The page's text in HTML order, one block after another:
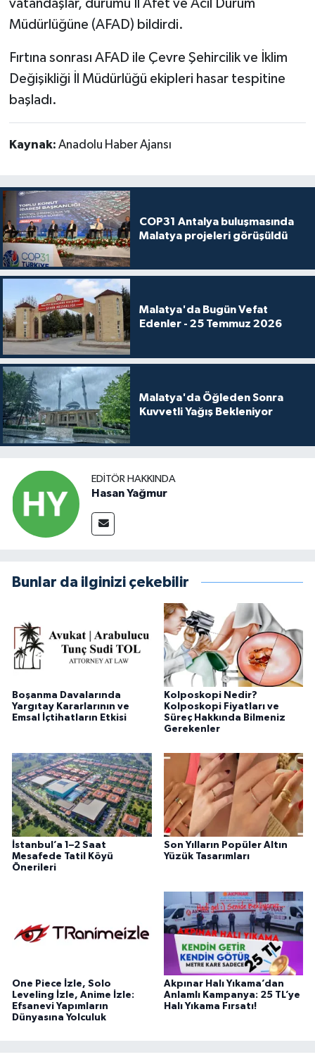
vatandaşlar, durumu İl Afet ve Acil Durum
Müdürlüğüne (AFAD) bildirdi.
Fırtına sonrası AFAD ile Çevre Şehircilik ve İklim
Değişikliği İl Müdürlüğü ekipleri hasar tespitine
başladı.
Kaynak: Anadolu Haber Ajansı
COP31 Antalya buluşmasında
Malatya projeleri görüşüldü
Malatya'da Bugün Vefat
Edenler - 25 Temmuz 2026
Malatya'da Öğleden Sonra
Kuvvetli Yağış Bekleniyor
EDITÖR HAKKINDA
Hasan Yağmur
Bunlar da ilginizi çekebilir
Boşanma Davalarında
Yargıtay Kararlarının ve
Emsal İçtihatların Etkisi
Kolposkopi Nedir?
Kolposkopi Fiyatları ve
Süreç Hakkında Bilmeniz
Gerekenler
İstanbul’a 1–2 Saat
Mesafede Tatil Köyü
Önerileri
Son Yılların Popüler Altın
Yüzük Tasarımları
One Piece İzle, Solo
Leveling İzle, Anime İzle:
Efsanevi Yapımların
Dünyasına Yolculuk
Akpınar Halı Yıkama’dan
Anlamlı Kampanya: 25 TL’ye
Halı Yıkama Fırsatı!